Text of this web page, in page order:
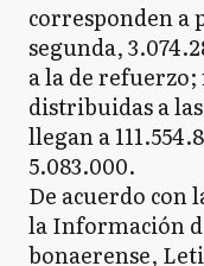
corresponden a
segunda,
a la de
distribuidas a
llegan a
5.083.000.
De acuerdo con
la Información
bonaerense,